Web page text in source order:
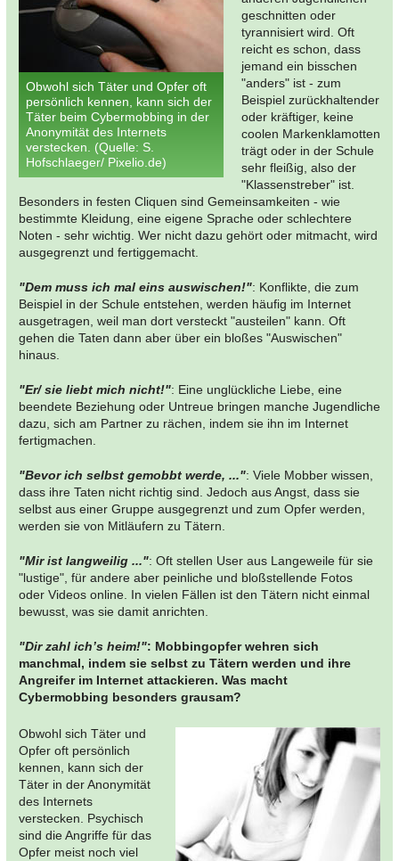
Obwohl sich Täter und Opfer oft
persönlich kennen, kann sich der
Täter beim Cybermobbing in der
Anonymität des Internets
verstecken. (Quelle: S.
Hofschlaeger/ Pixelio.de)
geschnitten oder
tyrannisiert wird. Oft
reicht es schon, dass
jemand ein bisschen
"anders" ist - zum
Beispiel zurückhaltender
oder kräftiger, keine
coolen Markenklamotten
trägt oder in der Schule
sehr fleißig, also der
"Klassenstreber" ist.
Besonders in festen Cliquen sind Gemeinsamkeiten - wie
bestimmte Kleidung, eine eigene Sprache oder schlechtere
Noten - sehr wichtig. Wer nicht dazu gehört oder mitmacht, wird
ausgegrenzt und fertiggemacht.
"Dem muss ich mal eins auswischen!": Konflikte, die zum
Beispiel in der Schule entstehen, werden häufig im Internet
ausgetragen, weil man dort versteckt "austeilen" kann. Oft
gehen die Taten dann aber über ein bloßes "Auswischen"
hinaus.
"Er/ sie liebt mich nicht!": Eine unglückliche Liebe, eine
beendete Beziehung oder Untreue bringen manche Jugendliche
dazu, sich am Partner zu rächen, indem sie ihn im Internet
fertigmachen.
"Bevor ich selbst gemobbt werde, ...": Viele Mobber wissen,
dass ihre Taten nicht richtig sind. Jedoch aus Angst, dass sie
selbst aus einer Gruppe ausgegrenzt und zum Opfer werden,
werden sie von Mitläufern zu Tätern.
"Mir ist langweilig ...": Oft stellen User aus Langeweile für sie
"lustige", für andere aber peinliche und bloßstellende Fotos
oder Videos online. In vielen Fällen ist den Tätern nicht einmal
bewusst, was sie damit anrichten.
"Dir zahl ich’s heim!": Mobbingopfer wehren sich
manchmal, indem sie selbst zu Tätern werden und ihre
Angreifer im Internet attackieren. Was macht
Cybermobbing besonders grausam?
Obwohl sich Täter und
Opfer oft persönlich
kennen, kann sich der
Täter in der Anonymität
des Internets
verstecken. Psychisch
sind die Angriffe für das
Opfer meist noch viel